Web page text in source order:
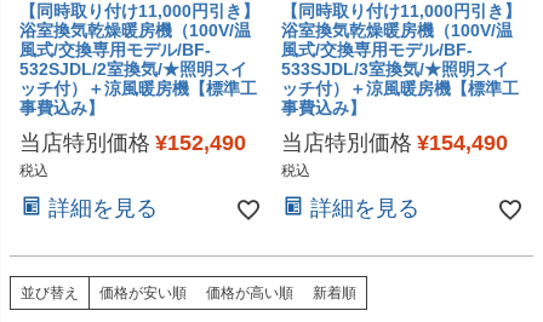
【同時取り付け11,000円引き】
浴室換気乾燥暖房機（100V/温
風式/交換専用モデル/BF-
532SJDL/2室換気/★照明スイ
ッチ付）＋涼風暖房機【標準工
事費込み】
当店特別価格 ¥152,490
税込
詳細を見る
【同時取り付け11,000円引き】
浴室換気乾燥暖房機（100V/温
風式/交換専用モデル/BF-
533SJDL/3室換気/★照明スイ
ッチ付）＋涼風暖房機【標準工
事費込み】
当店特別価格 ¥154,490
税込
詳細を見る
並び替え 価格が安い順 価格が高い順 新着順